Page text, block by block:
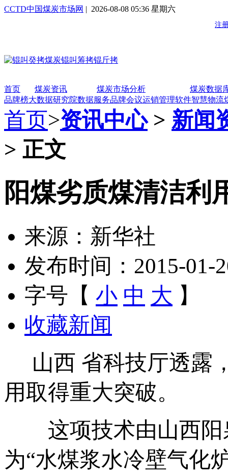
CCTD中国煤炭市场网 | 2026-08-08 05:36 星期六
首页 煤炭资讯 煤炭市场分析
煤炭数据
品牌榜大数据研究院数据服务品牌会议运销管理软件智慧物流
首页>资讯中心> 新闻
> 正文
阳煤劣质煤清洁利
来源：新华社
发布时间：2015-01-
字号【 小 中 大 】
收藏新闻
山西 省科技厅透露
用取得重大突破。
这项技术由山西阳
为“水煤浆水冷壁气化